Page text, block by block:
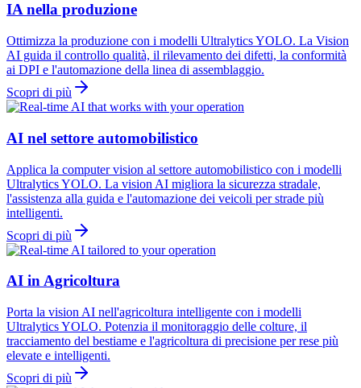
IA nella produzione
Ottimizza la produzione con i modelli Ultralytics YOLO. La Vision
AI guida il controllo qualità, il rilevamento dei difetti, la conformità
ai DPI e l'automazione della linea di assemblaggio.
Scopri di più
AI nel settore automobilistico
Applica la computer vision al settore automobilistico con i modelli
Ultralytics YOLO. La vision AI migliora la sicurezza stradale,
l'assistenza alla guida e l'automazione dei veicoli per strade più
intelligenti.
Scopri di più
AI in Agricoltura
Porta la vision AI nell'agricoltura intelligente con i modelli
Ultralytics YOLO. Potenzia il monitoraggio delle colture, il
tracciamento del bestiame e l'agricoltura di precisione per rese più
elevate e intelligenti.
Scopri di più